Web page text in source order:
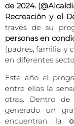
de 2024.
Recreación y el
través de su
personas en
(padres, familia y
en diferentes
Este año el
entre ellas la
otras. Dentro de
generado un
encuentran la